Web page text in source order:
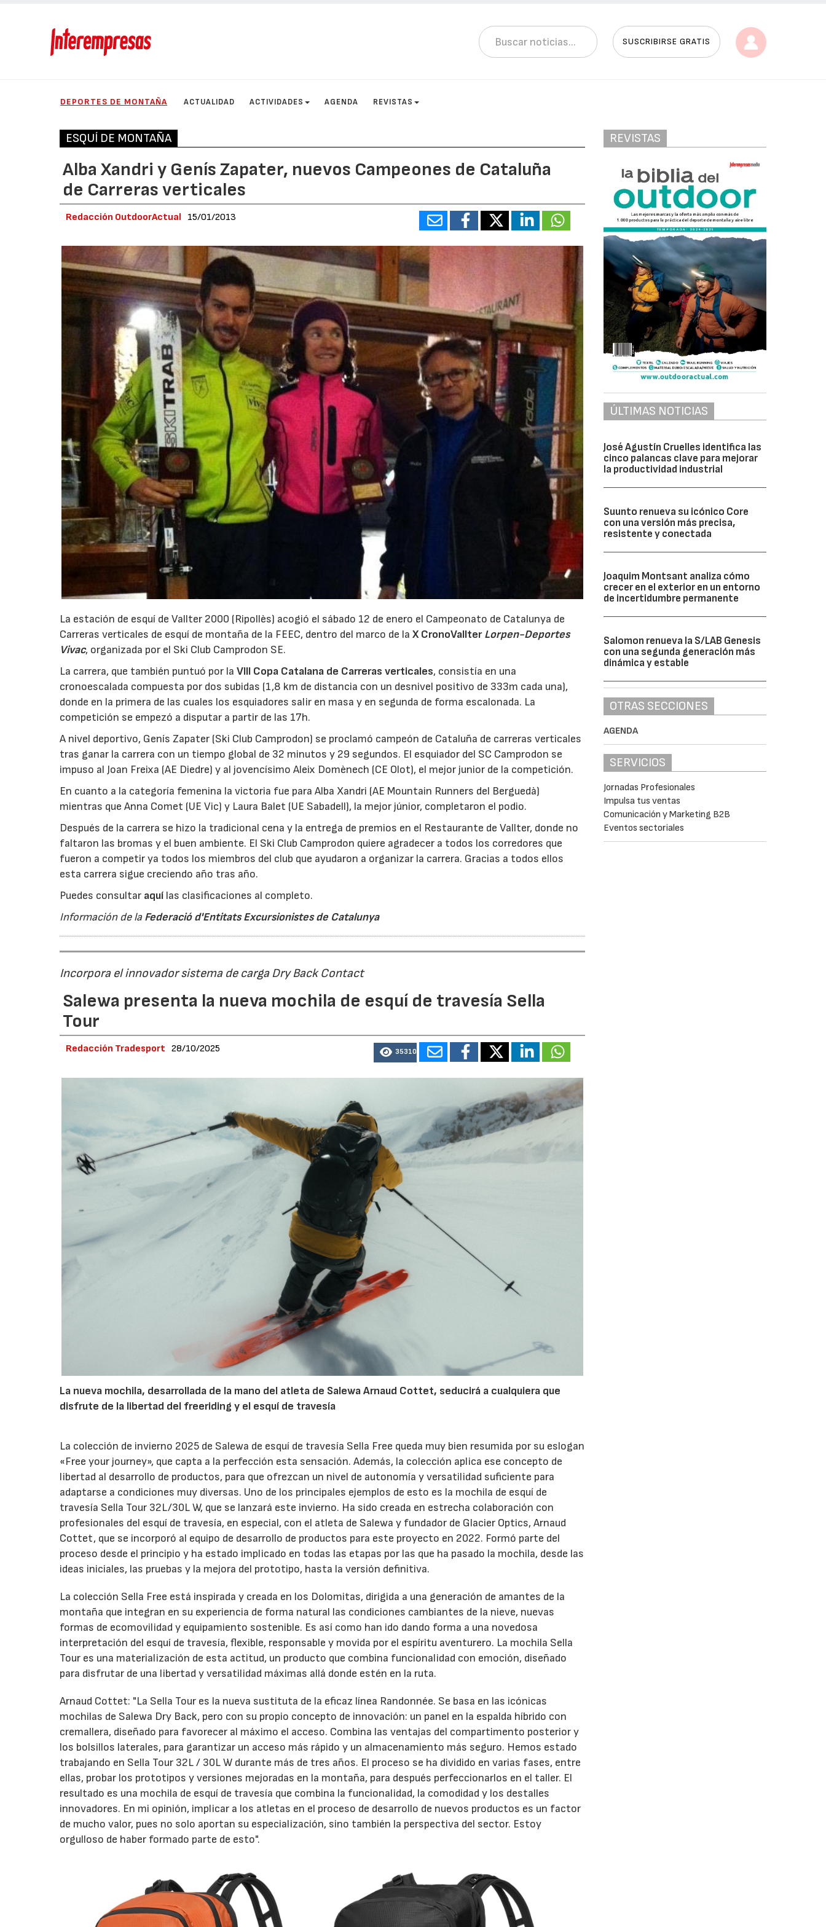
SUSCRIBIRSE GRATIS
DEPORTES DE MONTAÑA ACTUALIDAD ACTIVIDADES AGENDA REVISTAS
ESQUÍ DE MONTAÑA
Alba Xandri y Genís Zapater, nuevos Campeones de Cataluña
de Carreras verticales
Redacción OutdoorActual 15/01/2013
La estación de esquí de Vallter 2000 (Ripollès) acogió el sábado 12 de enero el Campeonato de Catalunya de
Carreras verticales de esquí de montaña de la FEEC, dentro del marco de laX CronoVallterLorpen-Deportes
Vivac, organizada por el Ski Club Camprodon SE.
La carrera, que también puntuó por laVIII Copa Catalana de Carreras verticales, consistía en una
cronoescalada compuesta por dos subidas (1,8 km de distancia con un desnivel positivo de 333m cada una),
donde en la primera de las cuales los esquiadores salir en masa y en segunda de forma escalonada. La
competición se empezó a disputar a partir de las 17h.
A nivel deportivo, Genís Zapater (Ski Club Camprodon) se proclamó campeón de Cataluña de carreras verticales
tras ganar la carrera con un tiempo global de 32 minutos y 29 segundos. El esquiador del SC Camprodon se
impuso al Joan Freixa (AE Diedre) y al jovencísimo Aleix Domènech (CE Olot), el mejor junior de la competición.
En cuanto a la categoría femenina la victoria fue para Alba Xandri (AE Mountain Runners del Berguedà)
mientras que Anna Comet (UE Vic) y Laura Balet (UE Sabadell), la mejor júnior, completaron el podio.
Después de la carrera se hizo la tradicional cena y la entrega de premios en el Restaurante de Vallter, donde no
faltaron las bromas y el buen ambiente. El Ski Club Camprodon quiere agradecer a todos los corredores que
fueron a competir ya todos los miembros del club que ayudaron a organizar la carrera. Gracias a todos ellos
esta carrera sigue creciendo año tras año.
Puedes consultar aquí las clasificaciones al completo.
Información de la Federació d'Entitats Excursionistes de Catalunya
Incorpora el innovador sistema de carga Dry Back Contact
Salewa presenta la nueva mochila de esquí de travesía Sella
Tour
Redacción Tradesport 28/10/2025 35310
La nueva mochila, desarrollada de la mano del atleta de Salewa Arnaud Cottet, seducirá a cualquiera que
disfrute de la libertad del freeriding y el esquí de travesía
La colección de invierno 2025 de Salewa de esquí de travesía Sella Free queda muy bien resumida por su eslogan
«Free your journey», que capta a la perfección esta sensación. Además, la colección aplica ese concepto de
libertad al desarrollo de productos, para que ofrezcan un nivel de autonomía y versatilidad suficiente para
adaptarse a condiciones muy diversas. Uno de los principales ejemplos de esto es la mochila de esquí de
travesía Sella Tour 32L/30L W, que se lanzará este invierno. Ha sido creada en estrecha colaboración con
profesionales del esquí de travesía, en especial, con el atleta de Salewa y fundador de Glacier Optics, Arnaud
Cottet, que se incorporó al equipo de desarrollo de productos para este proyecto en 2022. Formó parte del
proceso desde el principio y ha estado implicado en todas las etapas por las que ha pasado la mochila, desde las
ideas iniciales, las pruebas y la mejora del prototipo, hasta la versión definitiva.
La colección Sella Free está inspirada y creada en los Dolomitas, dirigida a una generación de amantes de la
montaña que integran en su experiencia de forma natural las condiciones cambiantes de la nieve, nuevas
formas de ecomovilidad y equipamiento sostenible. Es así como han ido dando forma a una novedosa
interpretación del esquí de travesía, flexible, responsable y movida por el espíritu aventurero. La mochila Sella
Tour es una materialización de esta actitud, un producto que combina funcionalidad con emoción, diseñado
para disfrutar de una libertad y versatilidad máximas allá donde estén en la ruta.
Arnaud Cottet: "La Sella Tour es la nueva sustituta de la eficaz línea Randonnée. Se basa en las icónicas
mochilas de Salewa Dry Back, pero con su propio concepto de innovación: un panel en la espalda híbrido con
cremallera, diseñado para favorecer al máximo el acceso. Combina las ventajas del compartimento posterior y
los bolsillos laterales, para garantizar un acceso más rápido y un almacenamiento más seguro. Hemos estado
trabajando en Sella Tour 32L / 30L W durante más de tres años. El proceso se ha dividido en varias fases, entre
ellas, probar los prototipos y versiones mejoradas en la montaña, para después perfeccionarlos en el taller. El
resultado es una mochila de esquí de travesía que combina la funcionalidad, la comodidad y los destalles
innovadores. En mi opinión, implicar a los atletas en el proceso de desarrollo de nuevos productos es un factor
de mucho valor, pues no solo aportan su especialización, sino también la perspectiva del sector. Estoy
orgulloso de haber formado parte de esto".
REVISTAS
ÚLTIMAS NOTICIAS
José Agustín Cruelles identifica las
cinco palancas clave para mejorar
la productividad industrial
Suunto renueva su icónico Core
con una versión más precisa,
resistente y conectada
Joaquim Montsant analiza cómo
crecer en el exterior en un entorno
de incertidumbre permanente
Salomon renueva la S/LAB Genesis
con una segunda generación más
dinámica y estable
OTRAS SECCIONES
AGENDA
SERVICIOS
Jornadas Profesionales
Impulsa tus ventas
Comunicación y Marketing B2B
Eventos sectoriales